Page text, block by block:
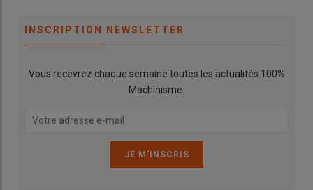
INSCRIPTION NEWSLETTER
Vous recevrez chaque semaine toutes les actualités 100%
Machinisme.